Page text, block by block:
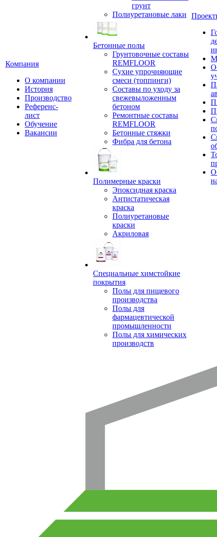
Компания
О компании
История
Производство
Референс-
лист
Обучение
Вакансии
грунт
Полиуретановые лаки
Бетонные полы
Грунтовочные составы
REMFLOOR
Сухие упрочняющие
смеси (топпинги)
Составы по уходу за
свежевыложенным
бетоном
Ремонтные составы
REMFLOOR
Бетонные стяжки
Фибра для бетона
Полимерные краски
Эпоксидная краска
Антистатическая
краска
Полиуретановые
краски
Акриловая
Специальные химстойкие
покрытия
Полы для пищевого
производства
Полы для
фармацевтической
промышленности
Полы для химических
производств